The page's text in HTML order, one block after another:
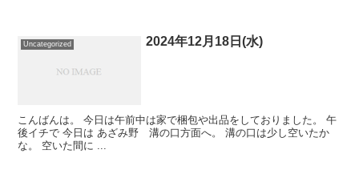
Uncategorized 2024年12月18日(水)
こんばんは。 今日は午前中は家で梱包や出品をしておりました。 午
後イチで 今日は あざみ野 溝の口方面へ。 溝の口は少し空いたか
な。 空いた間に ...